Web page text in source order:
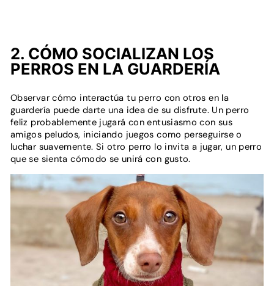
2. CÓMO SOCIALIZAN LOS
PERROS EN LA GUARDERÍA
Observar cómo interactúa tu perro con otros en la
guardería puede darte una idea de su disfrute. Un perro
feliz probablemente jugará con entusiasmo con sus
amigos peludos, iniciando juegos como perseguirse o
luchar suavemente. Si otro perro lo invita a jugar, un perro
que se sienta cómodo se unirá con gusto.